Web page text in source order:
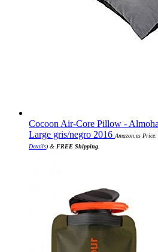
Cocoon Air-Core Pillow -
Large gris/negro 2016 Amazon.es Price:
Details) & FREE Shipping